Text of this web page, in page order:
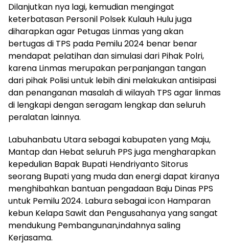
Dilanjutkan nya lagi, kemudian mengingat
keterbatasan Personil Polsek Kulauh Hulu juga
diharapkan agar Petugas Linmas yang akan
bertugas di TPS pada Pemilu 2024 benar benar
mendapat pelatihan dan simulasi dari Pihak Polri,
karena Linmas merupakan perpanjangan tangan
dari pihak Polisi untuk lebih dini melakukan antisipasi
dan penanganan masalah di wilayah TPS agar linmas
di lengkapi dengan seragam lengkap dan seluruh
peralatan lainnya.
Labuhanbatu Utara sebagai kabupaten yang Maju,
Mantap dan Hebat seluruh PPS juga mengharapkan
kepedulian Bapak Bupati Hendriyanto Sitorus
seorang Bupati yang muda dan energi dapat kiranya
menghibahkan bantuan pengadaan Baju Dinas PPS
untuk Pemilu 2024. Labura sebagai icon Hamparan
kebun Kelapa Sawit dan Pengusahanya yang sangat
mendukung Pembangunan,indahnya saling
Kerjasama.